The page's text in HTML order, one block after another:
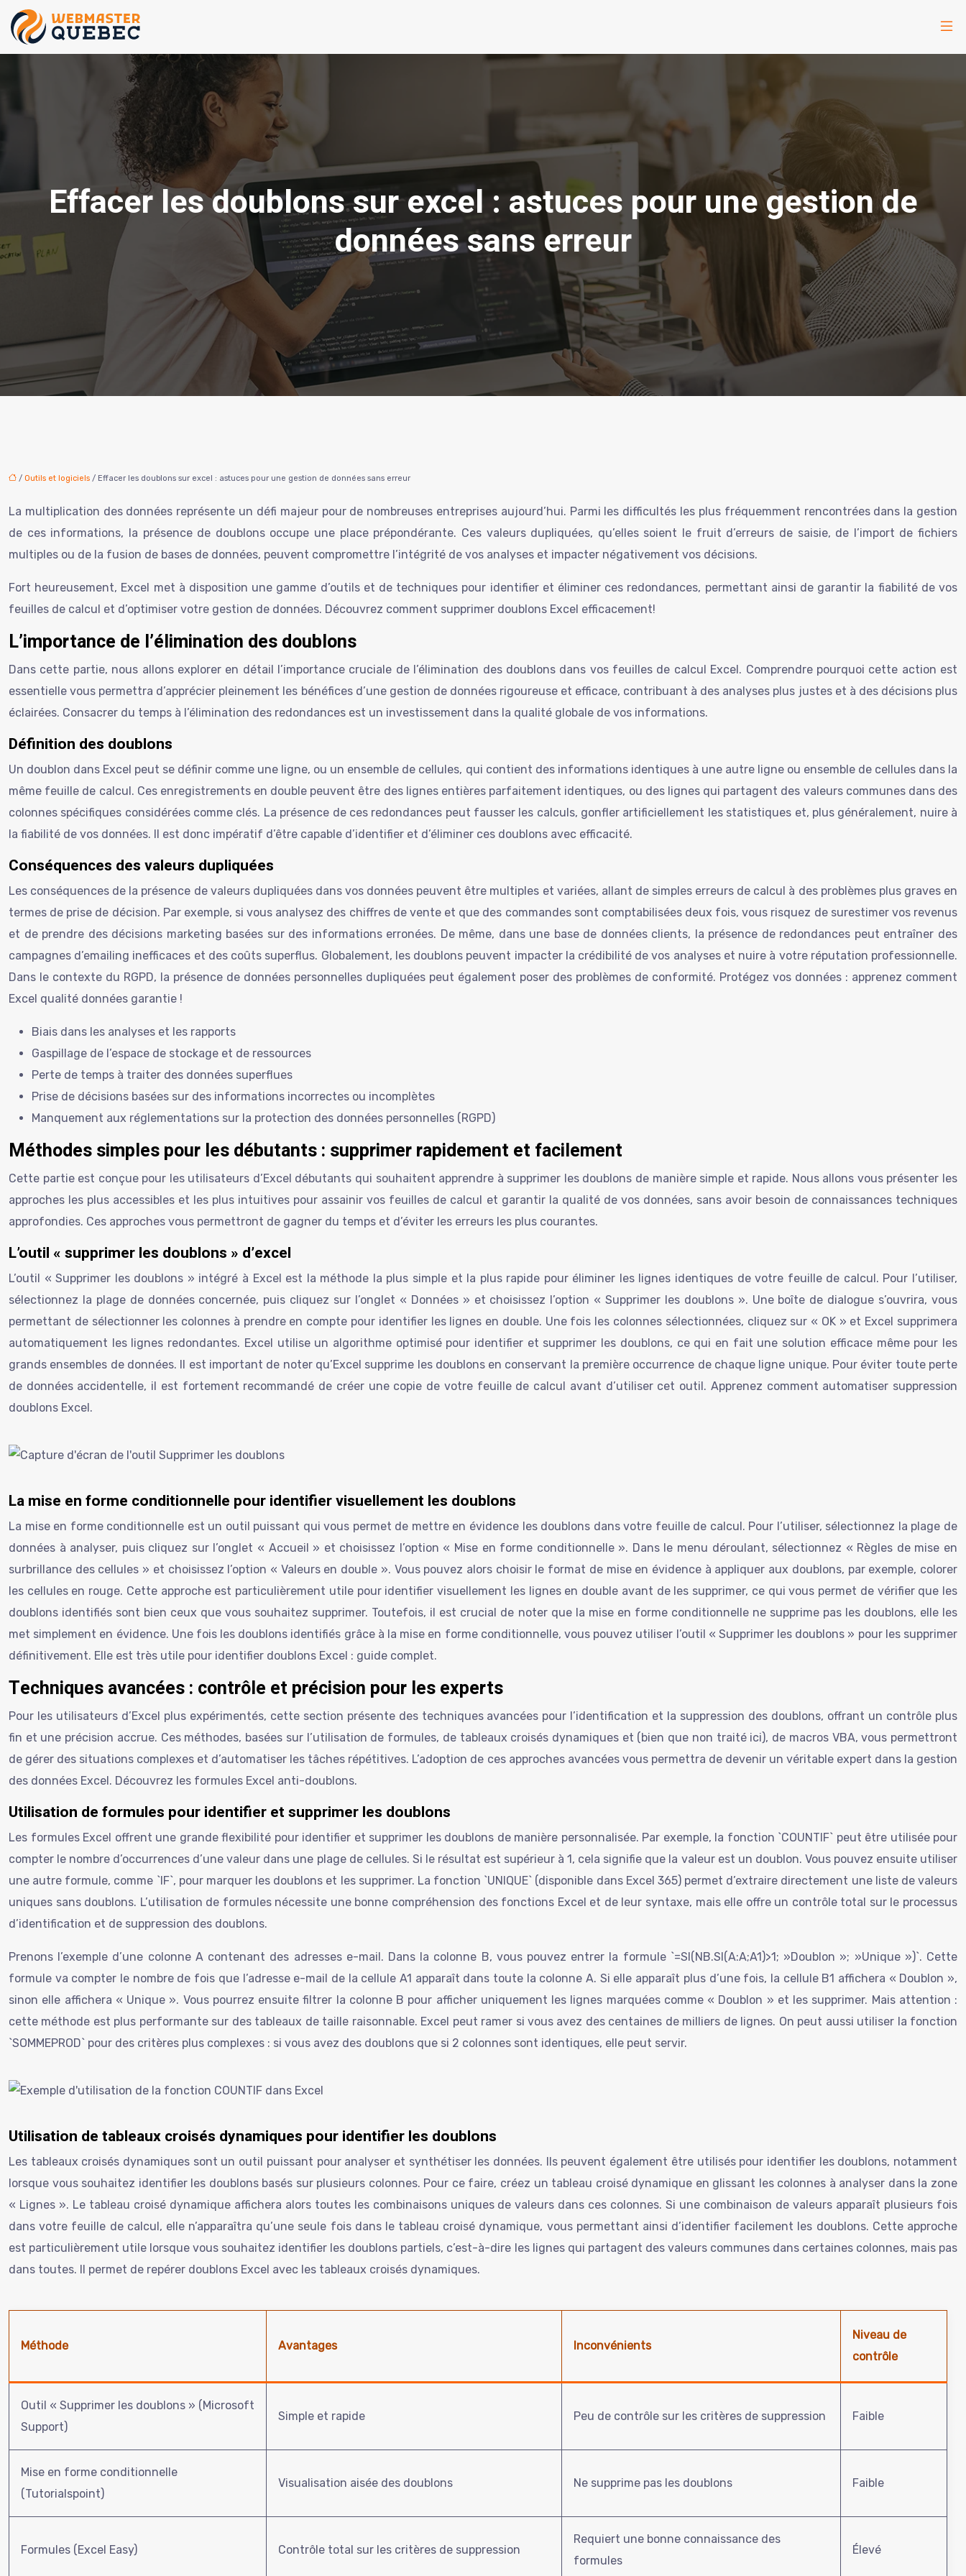
Effacer les doublons sur excel : astuces pour une gestion de
données sans erreur
/ Outils et logiciels / Effacer les doublons sur excel : astuces pour une gestion de données sans erreur
La multiplication des données représente un défi majeur pour de nombreuses entreprises aujourd’hui. Parmi les difficultés les plus fréquemment rencontrées dans la gestion
de ces informations, la présence de doublons occupe une place prépondérante. Ces valeurs dupliquées, qu’elles soient le fruit d’erreurs de saisie, de l’import de fichiers
multiples ou de la fusion de bases de données, peuvent compromettre l’intégrité de vos analyses et impacter négativement vos décisions.
Fort heureusement, Excel met à disposition une gamme d’outils et de techniques pour identifier et éliminer ces redondances, permettant ainsi de garantir la fiabilité de vos
feuilles de calcul et d’optimiser votre gestion de données. Découvrez comment supprimer doublons Excel efficacement!
L’importance de l’élimination des doublons
Dans cette partie, nous allons explorer en détail l’importance cruciale de l’élimination des doublons dans vos feuilles de calcul Excel. Comprendre pourquoi cette action est
essentielle vous permettra d’apprécier pleinement les bénéfices d’une gestion de données rigoureuse et efficace, contribuant à des analyses plus justes et à des décisions plus
éclairées. Consacrer du temps à l’élimination des redondances est un investissement dans la qualité globale de vos informations.
Définition des doublons
Un doublon dans Excel peut se définir comme une ligne, ou un ensemble de cellules, qui contient des informations identiques à une autre ligne ou ensemble de cellules dans la
même feuille de calcul. Ces enregistrements en double peuvent être des lignes entières parfaitement identiques, ou des lignes qui partagent des valeurs communes dans des
colonnes spécifiques considérées comme clés. La présence de ces redondances peut fausser les calculs, gonfler artificiellement les statistiques et, plus généralement, nuire à
la fiabilité de vos données. Il est donc impératif d’être capable d’identifier et d’éliminer ces doublons avec efficacité.
Conséquences des valeurs dupliquées
Les conséquences de la présence de valeurs dupliquées dans vos données peuvent être multiples et variées, allant de simples erreurs de calcul à des problèmes plus graves en
termes de prise de décision. Par exemple, si vous analysez des chiffres de vente et que des commandes sont comptabilisées deux fois, vous risquez de surestimer vos revenus
et de prendre des décisions marketing basées sur des informations erronées. De même, dans une base de données clients, la présence de redondances peut entraîner des
campagnes d’emailing inefficaces et des coûts superflus. Globalement, les doublons peuvent impacter la crédibilité de vos analyses et nuire à votre réputation professionnelle.
Dans le contexte du RGPD, la présence de données personnelles dupliquées peut également poser des problèmes de conformité. Protégez vos données : apprenez comment
Excel qualité données garantie !
Biais dans les analyses et les rapports
Gaspillage de l’espace de stockage et de ressources
Perte de temps à traiter des données superflues
Prise de décisions basées sur des informations incorrectes ou incomplètes
Manquement aux réglementations sur la protection des données personnelles (RGPD)
Méthodes simples pour les débutants : supprimer rapidement et facilement
Cette partie est conçue pour les utilisateurs d’Excel débutants qui souhaitent apprendre à supprimer les doublons de manière simple et rapide. Nous allons vous présenter les
approches les plus accessibles et les plus intuitives pour assainir vos feuilles de calcul et garantir la qualité de vos données, sans avoir besoin de connaissances techniques
approfondies. Ces approches vous permettront de gagner du temps et d’éviter les erreurs les plus courantes.
L’outil « supprimer les doublons » d’excel
L’outil « Supprimer les doublons » intégré à Excel est la méthode la plus simple et la plus rapide pour éliminer les lignes identiques de votre feuille de calcul. Pour l’utiliser,
sélectionnez la plage de données concernée, puis cliquez sur l’onglet « Données » et choisissez l’option « Supprimer les doublons ». Une boîte de dialogue s’ouvrira, vous
permettant de sélectionner les colonnes à prendre en compte pour identifier les lignes en double. Une fois les colonnes sélectionnées, cliquez sur « OK » et Excel supprimera
automatiquement les lignes redondantes. Excel utilise un algorithme optimisé pour identifier et supprimer les doublons, ce qui en fait une solution efficace même pour les
grands ensembles de données. Il est important de noter qu’Excel supprime les doublons en conservant la première occurrence de chaque ligne unique. Pour éviter toute perte
de données accidentelle, il est fortement recommandé de créer une copie de votre feuille de calcul avant d’utiliser cet outil. Apprenez comment automatiser suppression
doublons Excel.
La mise en forme conditionnelle pour identifier visuellement les doublons
La mise en forme conditionnelle est un outil puissant qui vous permet de mettre en évidence les doublons dans votre feuille de calcul. Pour l’utiliser, sélectionnez la plage de
données à analyser, puis cliquez sur l’onglet « Accueil » et choisissez l’option « Mise en forme conditionnelle ». Dans le menu déroulant, sélectionnez « Règles de mise en
surbrillance des cellules » et choisissez l’option « Valeurs en double ». Vous pouvez alors choisir le format de mise en évidence à appliquer aux doublons, par exemple, colorer
les cellules en rouge. Cette approche est particulièrement utile pour identifier visuellement les lignes en double avant de les supprimer, ce qui vous permet de vérifier que les
doublons identifiés sont bien ceux que vous souhaitez supprimer. Toutefois, il est crucial de noter que la mise en forme conditionnelle ne supprime pas les doublons, elle les
met simplement en évidence. Une fois les doublons identifiés grâce à la mise en forme conditionnelle, vous pouvez utiliser l’outil « Supprimer les doublons » pour les supprimer
définitivement. Elle est très utile pour identifier doublons Excel : guide complet.
Techniques avancées : contrôle et précision pour les experts
Pour les utilisateurs d’Excel plus expérimentés, cette section présente des techniques avancées pour l’identification et la suppression des doublons, offrant un contrôle plus
fin et une précision accrue. Ces méthodes, basées sur l’utilisation de formules, de tableaux croisés dynamiques et (bien que non traité ici), de macros VBA, vous permettront
de gérer des situations complexes et d’automatiser les tâches répétitives. L’adoption de ces approches avancées vous permettra de devenir un véritable expert dans la gestion
des données Excel. Découvrez les formules Excel anti-doublons.
Utilisation de formules pour identifier et supprimer les doublons
Les formules Excel offrent une grande flexibilité pour identifier et supprimer les doublons de manière personnalisée. Par exemple, la fonction `COUNTIF` peut être utilisée pour
compter le nombre d’occurrences d’une valeur dans une plage de cellules. Si le résultat est supérieur à 1, cela signifie que la valeur est un doublon. Vous pouvez ensuite utiliser
une autre formule, comme `IF`, pour marquer les doublons et les supprimer. La fonction `UNIQUE` (disponible dans Excel 365) permet d’extraire directement une liste de valeurs
uniques sans doublons. L’utilisation de formules nécessite une bonne compréhension des fonctions Excel et de leur syntaxe, mais elle offre un contrôle total sur le processus
d’identification et de suppression des doublons.
Prenons l’exemple d’une colonne A contenant des adresses e-mail. Dans la colonne B, vous pouvez entrer la formule `=SI(NB.SI(A:A;A1)>1; »Doublon »; »Unique »)`. Cette
formule va compter le nombre de fois que l’adresse e-mail de la cellule A1 apparaît dans toute la colonne A. Si elle apparaît plus d’une fois, la cellule B1 affichera « Doublon »,
sinon elle affichera « Unique ». Vous pourrez ensuite filtrer la colonne B pour afficher uniquement les lignes marquées comme « Doublon » et les supprimer. Mais attention :
cette méthode est plus performante sur des tableaux de taille raisonnable. Excel peut ramer si vous avez des centaines de milliers de lignes. On peut aussi utiliser la fonction
`SOMMEPROD` pour des critères plus complexes : si vous avez des doublons que si 2 colonnes sont identiques, elle peut servir.
Utilisation de tableaux croisés dynamiques pour identifier les doublons
Les tableaux croisés dynamiques sont un outil puissant pour analyser et synthétiser les données. Ils peuvent également être utilisés pour identifier les doublons, notamment
lorsque vous souhaitez identifier les doublons basés sur plusieurs colonnes. Pour ce faire, créez un tableau croisé dynamique en glissant les colonnes à analyser dans la zone
« Lignes ». Le tableau croisé dynamique affichera alors toutes les combinaisons uniques de valeurs dans ces colonnes. Si une combinaison de valeurs apparaît plusieurs fois
dans votre feuille de calcul, elle n’apparaîtra qu’une seule fois dans le tableau croisé dynamique, vous permettant ainsi d’identifier facilement les doublons. Cette approche
est particulièrement utile lorsque vous souhaitez identifier les doublons partiels, c’est-à-dire les lignes qui partagent des valeurs communes dans certaines colonnes, mais pas
dans toutes. Il permet de repérer doublons Excel avec les tableaux croisés dynamiques.
Méthode Avantages Inconvénients
Niveau de
contrôle
Outil « Supprimer les doublons » (Microsoft
Support)
Simple et rapide Peu de contrôle sur les critères de suppression Faible
Mise en forme conditionnelle
(Tutorialspoint)
Visualisation aisée des doublons Ne supprime pas les doublons Faible
Formules (Excel Easy) Contrôle total sur les critères de suppression
Requiert une bonne connaissance des
formules
Élevé